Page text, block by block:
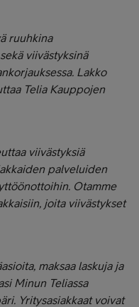
ruuhkina
viivästyksinä
Lakko
Telia Kauppojen
viivästyksiä
palveluiden
Otamme
joita viivästykset
maksaa laskuja ja
Minun Teliassa
Yritysasiakkaat voivat